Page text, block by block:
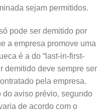
sejam permitidos.
pode ser demitido por
a empresa promove uma
é a do “last-in-first-
demitido deve sempre ser
pela empresa.
do aviso prévio, segundo
de acordo com o